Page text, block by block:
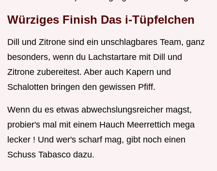
Würziges Finish Das i-Tüpfelchen
Dill und Zitrone sind ein unschlagbares Team, ganz
besonders, wenn du Lachstartare mit Dill und
Zitrone zubereitest. Aber auch Kapern und
Schalotten bringen den gewissen Pfiff.
Wenn du es etwas abwechslungsreicher magst,
probier's mal mit einem Hauch Meerrettich mega
lecker ! Und wer's scharf mag, gibt noch einen
Schuss Tabasco dazu.